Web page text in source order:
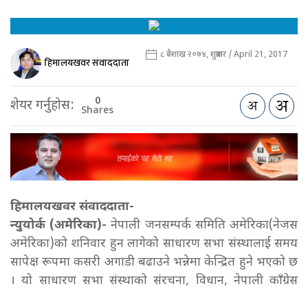
हिमालयखवर संवाददाता ८ बैशाख २०७४, शुक्रबार / April 21, 2017
शेयर गर्नुहोस: 0
Shares
हिमालयखवर संवाददाता-
न्युयोर्क (अमेरिका)-नेपाली जनसम्पर्क समिति अमेरिका(नेजस
अमेरिका)को शनिवार हुन लागेको साधारण सभा संस्थालाई समय
सापेक्ष रूपमा कसरी अगाडी बढाउने भन्नेमा केन्द्रित हुने भएको छ
। यो साधारण सभा संस्थाको संरचना, विधान, नेपाली काँग्रेस